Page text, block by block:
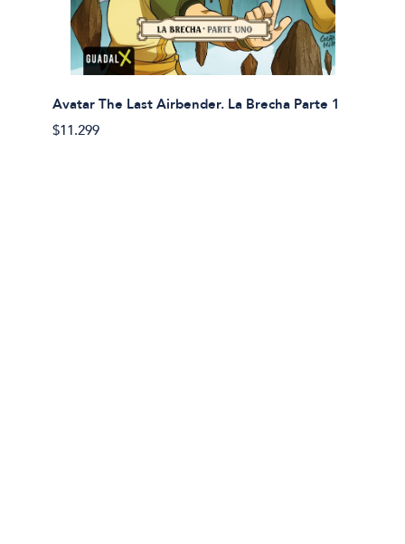
Avatar The Last Airbender. La Brecha Parte 1
$11.299